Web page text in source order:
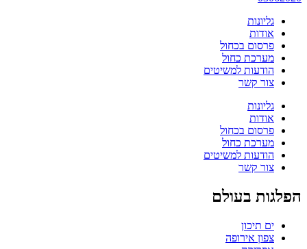
גליונות
אודות
פרסום בכחול
מערכת כחול
הודעות למשיטים
צור קשר
גליונות
אודות
פרסום בכחול
מערכת כחול
הודעות למשיטים
צור קשר
הפלגות בעולם
ים תיכון
צפון אירופה